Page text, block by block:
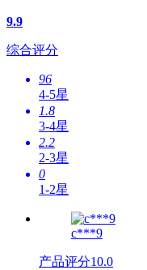
9.9
综合评分
96
4-5星
1.8
3-4星
2.2
2-3星
0
1-2星
c***9
产品评分10.0